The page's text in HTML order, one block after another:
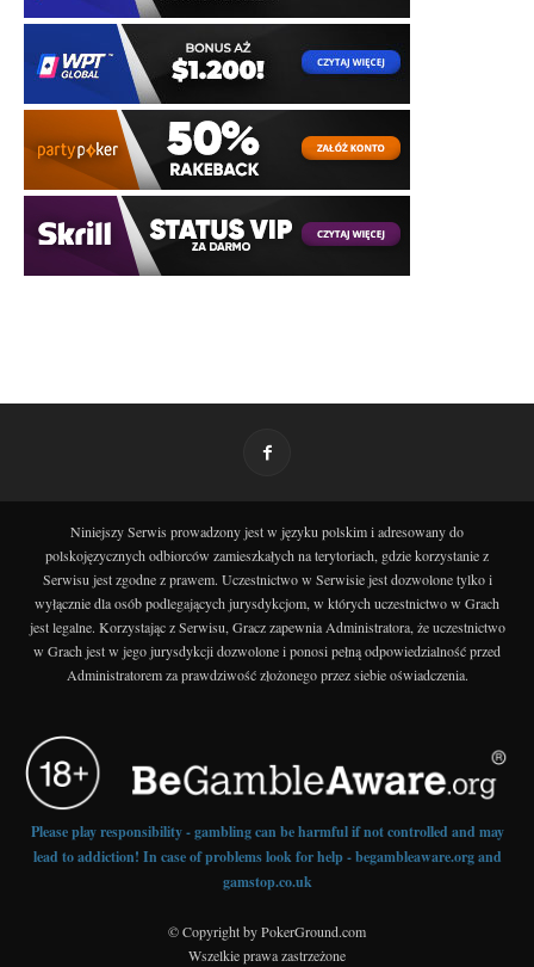
Niniejszy Serwis prowadzony jest w języku polskim i adresowany do
polskojęzycznych odbiorców zamieszkałych na terytoriach, gdzie korzystanie z
Serwisu jest zgodne z prawem. Uczestnictwo w Serwisie jest dozwolone tylko i
wyłącznie dla osób podlegających jurysdykcjom, w których uczestnictwo w Grach
jest legalne. Korzystając z Serwisu, Gracz zapewnia Administratora, że uczestnictwo
w Grach jest w jego jurysdykcji dozwolone i ponosi pełną odpowiedzialność przed
Administratorem za prawdziwość złożonego przez siebie oświadczenia.
Please play responsibility - gambling can be harmful if not controlled and may
lead to addiction! In case of problems look for help - begambleaware.org and
gamstop.co.uk
© Copyright by PokerGround.com
Wszelkie prawa zastrzeżone